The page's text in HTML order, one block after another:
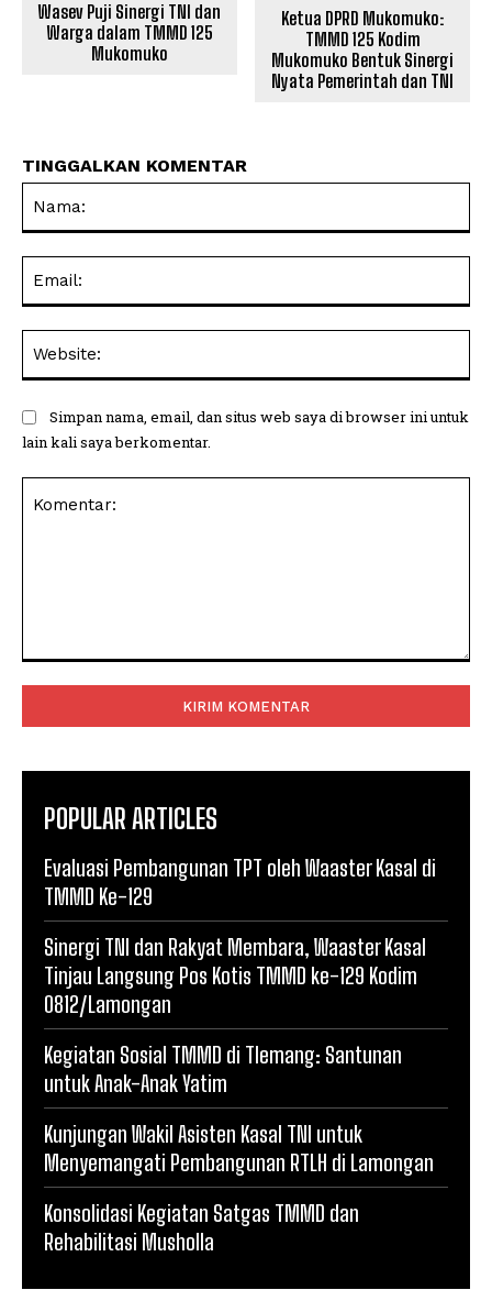
Wasev Puji Sinergi TNI dan
Warga dalam TMMD 125
Mukomuko
Ketua DPRD Mukomuko:
TMMD 125 Kodim
Mukomuko Bentuk Sinergi
Nyata Pemerintah dan TNI
TINGGALKAN KOMENTAR
Simpan nama, email, dan situs web saya di browser ini untuk
lain kali saya berkomentar.
POPULAR ARTICLES
Evaluasi Pembangunan TPT oleh Waaster Kasal di
TMMD Ke-129
Sinergi TNI dan Rakyat Membara, Waaster Kasal
Tinjau Langsung Pos Kotis TMMD ke-129 Kodim
0812/Lamongan
Kegiatan Sosial TMMD di Tlemang: Santunan
untuk Anak-Anak Yatim
Kunjungan Wakil Asisten Kasal TNI untuk
Menyemangati Pembangunan RTLH di Lamongan
Konsolidasi Kegiatan Satgas TMMD dan
Rehabilitasi Musholla